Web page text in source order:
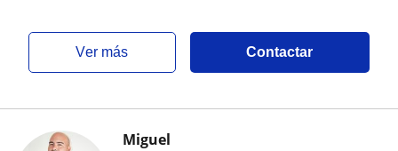
ver más Contactar
Miguel